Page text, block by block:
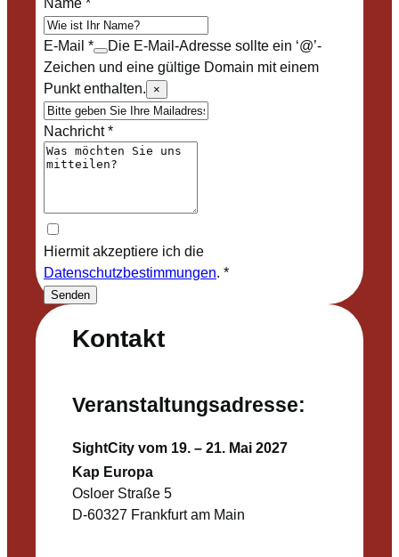
Kontakt
Veranstaltungsadresse:
SightCity vom 19. – 21. Mai 2027
Kap Europa
Osloer Straße 5
D-60327 Frankfurt am Main
E-Mail *
Die E-Mail-Adresse sollte ein ‘@’-
Zeichen und eine gültige Domain mit einem
Punkt enthalten.
×
Nachricht*
Hiermit akzeptiere ich die
Datenschutzbestimmungen. *
Senden